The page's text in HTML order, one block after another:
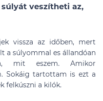
veszítheti az,
vissza az időben, mert
a súlyommal es állandóan
mit eszem. Amikor
Sokáig tartottam is ezt a
felkúszni a kilók.